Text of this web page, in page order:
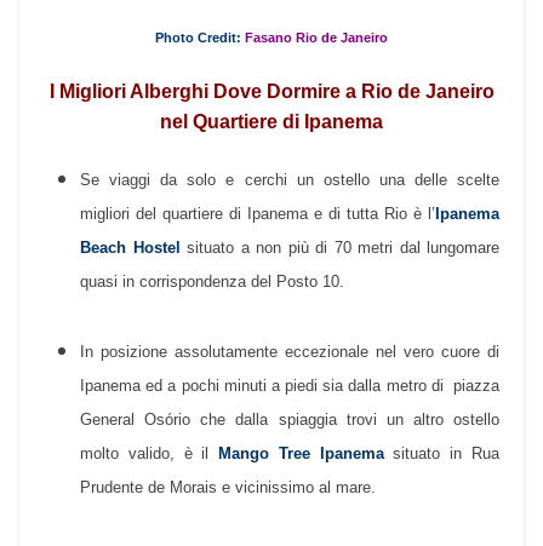
Photo Credit: Fasano Rio de Janeiro
I Migliori Alberghi Dove Dormire a Rio de Janeiro
nel Quartiere di Ipanema
Se viaggi da solo e cerchi un ostello una delle scelte
migliori del quartiere di Ipanema e di tutta Rio è l’ Ipanema
Beach Hostel situato a non più di 70 metri dal lungomare
quasi in corrispondenza del Posto 10.
In posizione assolutamente eccezionale nel vero cuore di
Ipanema ed a pochi minuti a piedi sia dalla metro di piazza
General Osório che dalla spiaggia trovi un altro ostello
molto valido, è il
Mango Tree Ipanemasituato in Rua
Prudente de Morais e vicinissimo al mare.